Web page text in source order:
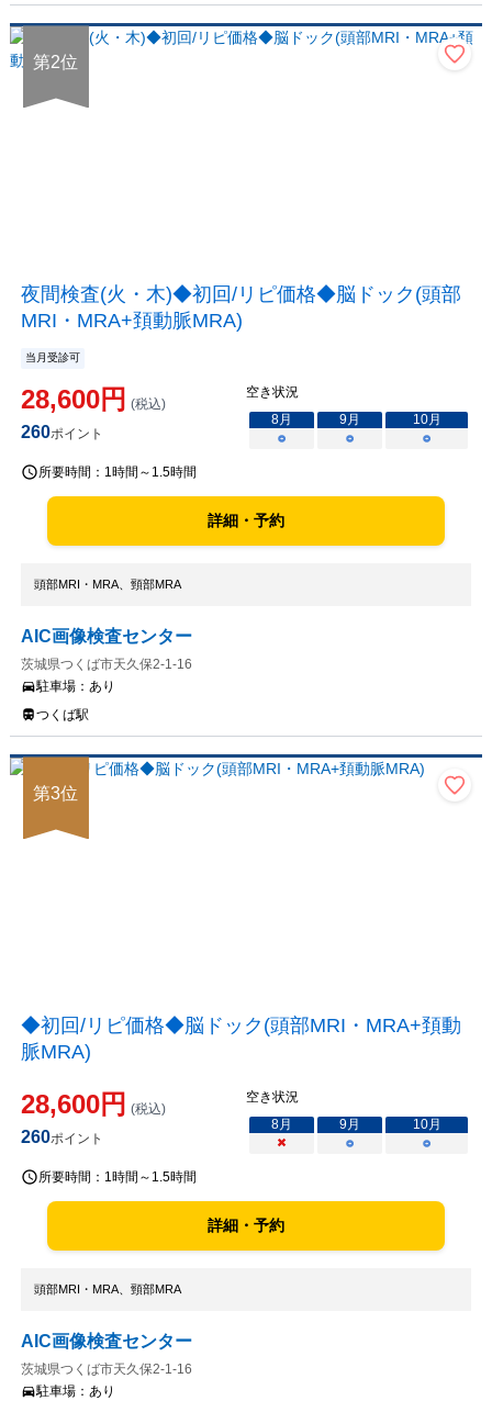
第2位
夜間検査(火・木)◆初回/リピ価格◆脳ドック(頭部
MRI・MRA+頚動脈MRA)
当月受診可
28,600円 (税込)
260ポイント
空き状況
8月 9月 10月
○
○ ○
所要時間： 1時間～1.5時間
詳細・予約
頭部MRI・MRA、頸部MRA
AIC画像検査センター
茨城県つくば市天久保2-1-16
駐車場： あり
つくば駅
第3位
◆初回/リピ価格◆脳ドック(頭部MRI・MRA+頚動
脈MRA)
28,600円 (税込)
260ポイント
空き状況
8月 9月 10月
×
○ ○
所要時間： 1時間～1.5時間
詳細・予約
頭部MRI・MRA、頸部MRA
AIC画像検査センター
茨城県つくば市天久保2-1-16
駐車場： あり